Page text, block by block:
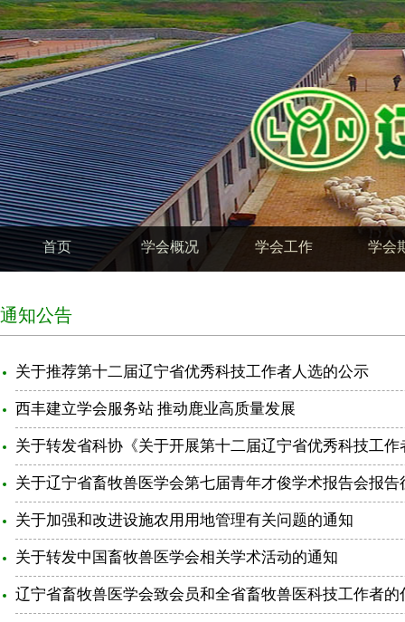
首页 学会概况 学会工作 学会
通知公告
关于推荐第十二届辽宁省优秀科技工作者人选的公示
西丰建立学会服务站 推动鹿业高质量发展
关于转发省科协《关于开展第十二届辽宁省优秀科技工
关于辽宁省畜牧兽医学会第七届青年才俊学术报告会报告
关于加强和改进设施农用用地管理有关问题的通知
关于转发中国畜牧兽医学会相关学术活动的通知
辽宁省畜牧兽医学会致会员和全省畜牧兽医科技工作者的